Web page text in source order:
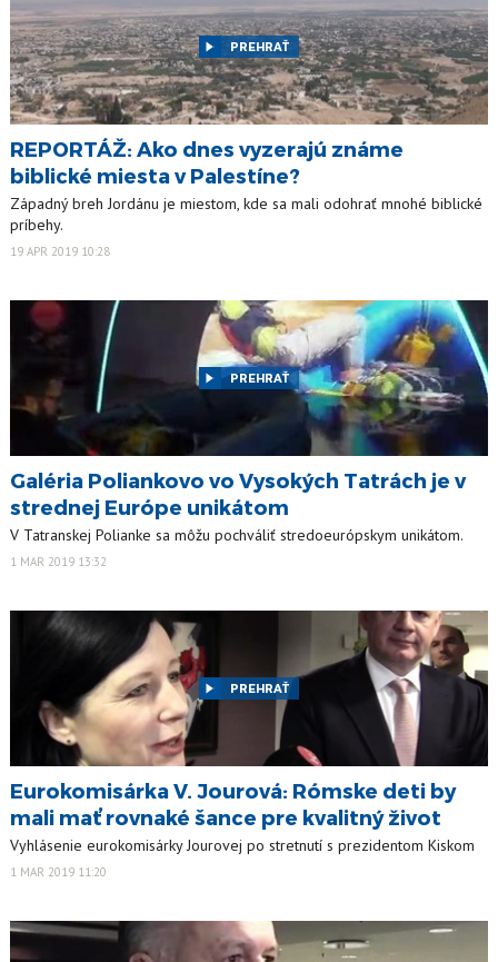
PREHRAŤ
REPORTÁŽ: Ako dnes vyzerajú známe
biblické miesta v Palestíne?
Západný breh Jordánu je miestom, kde sa mali odohrať mnohé biblické
príbehy.
19 APR 2019 10:28
PREHRAŤ
Galéria Poliankovo vo Vysokých Tatrách je v
strednej Európe unikátom
V Tatranskej Polianke sa môžu pochváliť stredoeurópskym unikátom.
1 MAR 2019 13:32
PREHRAŤ
Eurokomisárka V. Jourová: Rómske deti by
mali mať rovnaké šance pre kvalitný život
Vyhlásenie eurokomisárky Jourovej po stretnutí s prezidentom Kiskom
1 MAR 2019 11:20